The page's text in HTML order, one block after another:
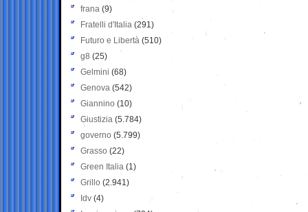
frana (9)
Fratelli d'Italia (291)
Futuro e Libertà (510)
g8 (25)
Gelmini (68)
Genova (542)
Giannino (10)
Giustizia (5.784)
governo (5.799)
Grasso (22)
Green Italia (1)
Grillo (2.941)
Idv (4)